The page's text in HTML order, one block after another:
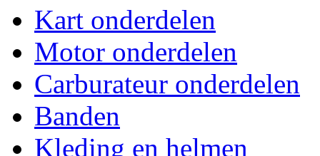
Kart onderdelen
Motor onderdelen
Carburateur onderdelen
Banden
Kleding en helmen